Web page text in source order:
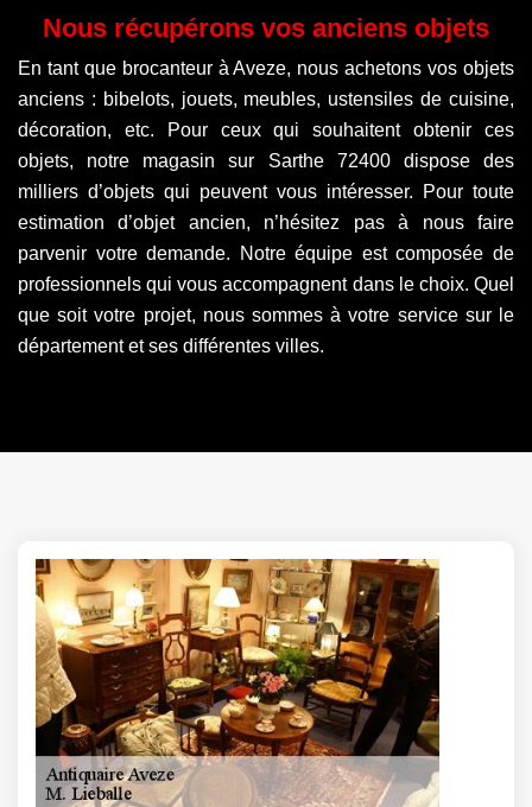
Nous récupérons vos anciens objets
En tant que brocanteur à Aveze, nous achetons vos objets
anciens : bibelots, jouets, meubles, ustensiles de cuisine,
décoration, etc. Pour ceux qui souhaitent obtenir ces
objets, notre magasin sur Sarthe 72400 dispose des
milliers d’objets qui peuvent vous intéresser. Pour toute
estimation d’objet ancien, n’hésitez pas à nous faire
parvenir votre demande. Notre équipe est composée de
professionnels qui vous accompagnent dans le choix. Quel
que soit votre projet, nous sommes à votre service sur le
département et ses différentes villes.